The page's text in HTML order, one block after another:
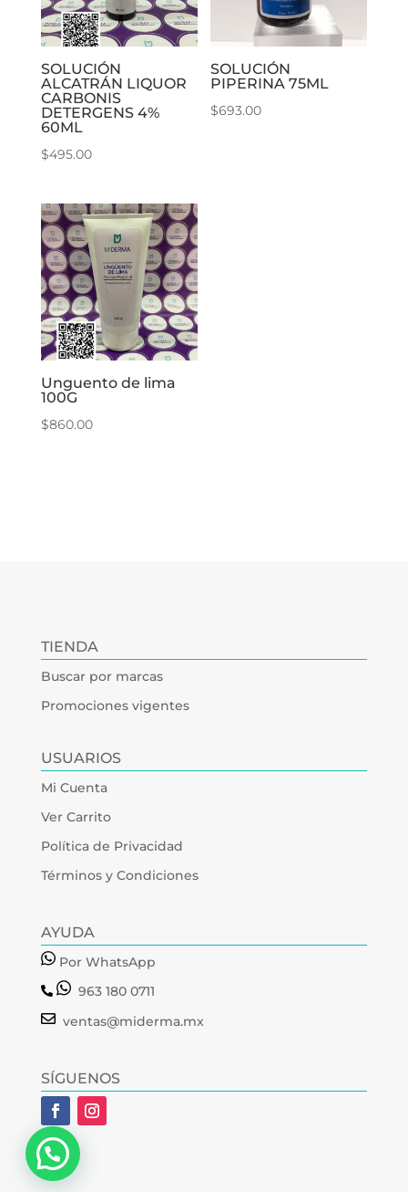
SOLUCIÓN
ALCATRÁN LIQUOR
CARBONIS
DETERGENS 4%
60ML
$495.00
SOLUCIÓN
PIPERINA 75ML
$693.00
Unguento de lima
100G
$860.00
TIENDA
Buscar por marcas
Promociones vigentes
USUARIOS
Mi Cuenta
Ver Carrito
Política de Privacidad
Términos y Condiciones
AYUDA
Por WhatsApp
963 180 0711
ventas@miderma.mx
SÍGUENOS